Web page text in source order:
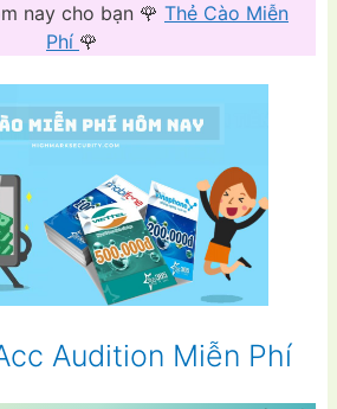
nay cho bạn 🌹 Thẻ Cào Miễn
Phí 🌹
Audition Miễn Phí